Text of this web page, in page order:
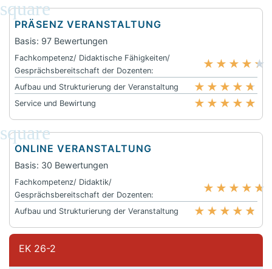
PRÄSENZ VERANSTALTUNG
Basis: 97 Bewertungen
Fachkompetenz/ Didaktische Fähigkeiten/
Gesprächsbereitschaft der Dozenten:
★ ★ ★ ★ ★
Aufbau und Strukturierung der Veranstaltung ★ ★ ★ ★ ★
Service und Bewirtung ★ ★ ★ ★ ★
ONLINE VERANSTALTUNG
Basis: 30 Bewertungen
Fachkompetenz/ Didaktik/
Gesprächsbereitschaft der Dozenten:
★ ★ ★ ★ ★
Aufbau und Strukturierung der Veranstaltung ★ ★ ★ ★ ★
EK 26-2